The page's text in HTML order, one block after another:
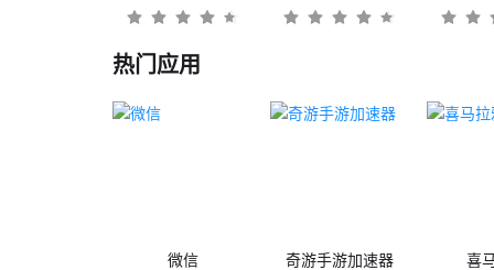
热门应用
微信 奇游手游加速器 喜